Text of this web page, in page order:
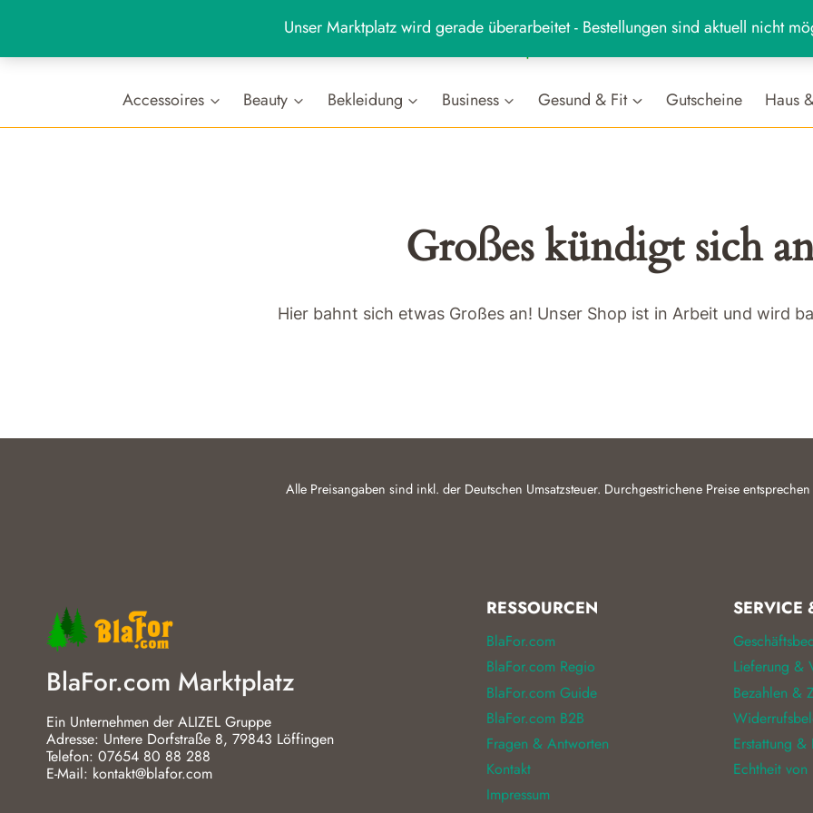
Unser Marktplatz wird gerade überarbeitet - Bestellungen sind aktuell nicht
springen
Werktags: 9:00 - 19:00 Uhr MARKT
Accessoires Beauty Bekleidung Business Gesund & Fit Gutscheine Haus
Großes kündigt sich
Hier bahnt sich etwas Großes an! Unser Shop ist in Arbeit und wird
Alle Preisangaben sind inkl. der Deutschen Umsatzsteuer. Durchgestrichene Preise
BlaFor.com Marktplatz
Ein Unternehmen der ALIZEL Gruppe
Adresse: Untere Dorfstraße 8, 79843 Löffingen
Telefon: 07654 80 88 288
E-Mail: kontakt@blafor.com
RESSOURCEN
BlaFor.com
BlaFor.com Regio
BlaFor.com Guide
BlaFor.com B2B
Fragen & Antworten
Kontakt
Impressum
SERVICE
Lieferung &
Bezahlen &
Erstattung &
Echtheit von